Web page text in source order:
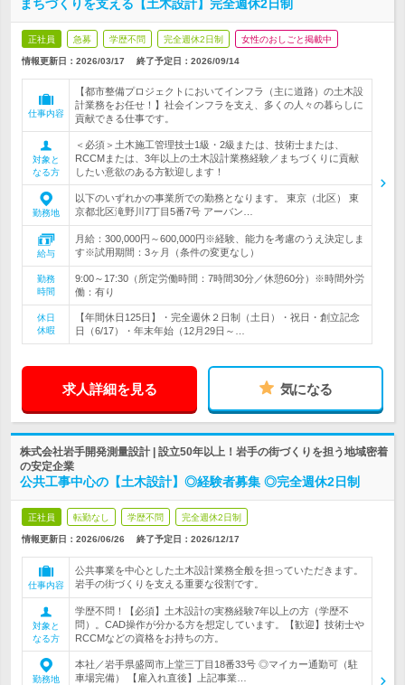
まちづくりを支える【土木設計】完全週休2日制
正社員 急募 学歴不問 完全週休2日制 女性のおしごと掲載中
情報更新日：2026/03/17 終了予定日： 2026/09/14
仕事内容
【都市整備プロジェクトにおいてインフラ（主に道路）の土木設
計業務をお任せ！】社会インフラを支え、多くの人々の暮らしに
貢献できる仕事です。
対象と
なる方
＜必須＞土木施工管理技士1級・2級または、技術士または、
RCCMまたは、3年以上の土木設計業務経験／まちづくりに貢献
したい意欲のある方歓迎します！
勤務地
以下のいずれかの事業所での勤務となります。 東京（北区） 東
京都北区滝野川7丁目5番7号 アーバン…
給与
月給：300,000円～600,000円※経験、能力を考慮のうえ決定しま
す※試用期間：3ヶ月（条件の変更なし）
勤務
時間
9:00～17:30（所定労働時間：7時間30分／休憩60分）※時間外労
働：有り
休日
休暇
【年間休日125日】・完全週休２日制（土日）・祝日・創立記念
日（6/17）・年末年始（12月29日～…
求人詳細を見る 気になる
株式会社岩手開発測量設計 | 設立50年以上！岩手の街づくりを担う地域密着
の安定企業
公共工事中心の【土木設計】◎経験者募集 ◎完全週休2日制
正社員 転勤なし 学歴不問 完全週休2日制
情報更新日：2026/06/26 終了予定日： 2026/12/17
仕事内容
公共事業を中心とした土木設計業務全般を担っていただきます。
岩手の街づくりを支える重要な役割です。
対象と
なる方
学歴不問！【必須】土木設計の実務経験7年以上の方（学歴不
問）。CAD操作が分かる方を想定しています。【歓迎】技術士や
RCCMなどの資格をお持ちの方。
勤務地
本社／岩手県盛岡市上堂三丁目18番33号 ◎マイカー通勤可（駐
車場完備） 【雇入れ直後】上記事業…